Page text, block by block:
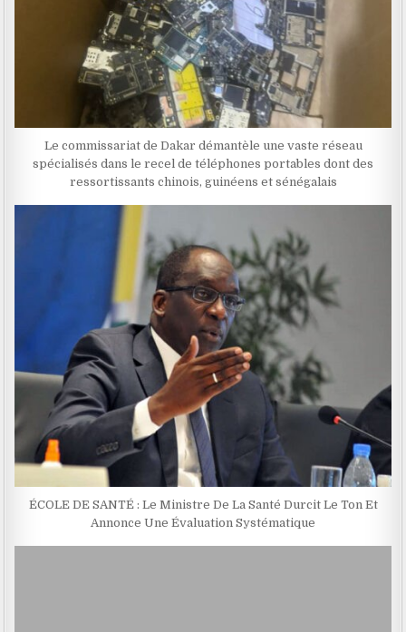
Le commissariat de Dakar démantèle une vaste réseau
spécialisés dans le recel de téléphones portables dont des
ressortissants chinois, guinéens et sénégalais
ÉCOLE DE SANTÉ : Le Ministre De La Santé Durcit Le Ton Et
Annonce Une Évaluation Systématique